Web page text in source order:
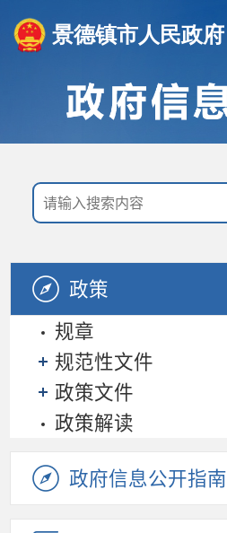
景德镇市人民政府
政策
规章
规范性文件
政策文件
政策解读
政府信息公开指南